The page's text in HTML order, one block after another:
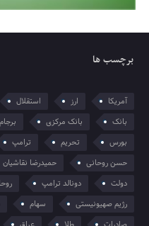
برچسب ها
آمریکا ارز استقلال
بانک
بانک مرکزی برجام
بورس
تحریم ترامپ
حسن روحانی
حمیدرضا نقاشیان
دولت
دونالد ترامپ
رژیم صهیونیستی
سهام